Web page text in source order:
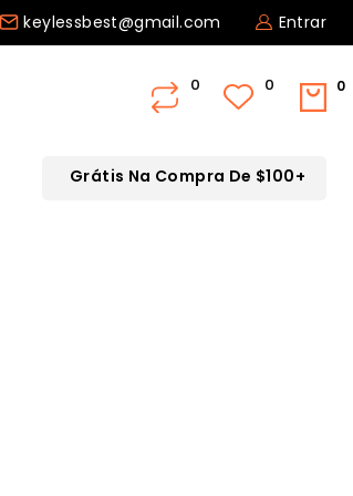
keylessbest@gmail.com Entrar
0
Grátis Na Compra De $100+